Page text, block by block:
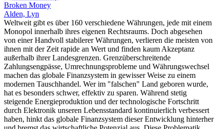
Broken Money
Alden, Lyn
Weltweit gibt es über 160 verschiedene Währungen, jede mit einem
Monopol innerhalb ihres eigenen Rechtsraums. Doch abgesehen
von einer Handvoll stabilerer Währungen, verlieren die meisten von
ihnen mit der Zeit rapide an Wert und finden kaum Akzeptanz
außerhalb ihrer Landesgrenzen. Grenzüberschreitende
Zahlungsengpässe, Umrechnungsprobleme und Währungswechsel
machen das globale Finanzsystem in gewisser Weise zu einem
modernen Tauschhandel. Wer im "falschen" Land geboren wurde,
hat es besonders schwer, effektiv zu sparen. Während stetig
steigende Energieproduktion und der technologische Fortschritt
durch Elektronik unseren Lebensstandard kontinuierlich verbessert
haben, hinkt das globale Finanzsystem dieser Entwicklung hinterher